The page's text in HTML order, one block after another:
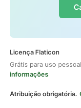
Licença Flaticon
Grátis para uso
informações
Atribuição obrigatória.